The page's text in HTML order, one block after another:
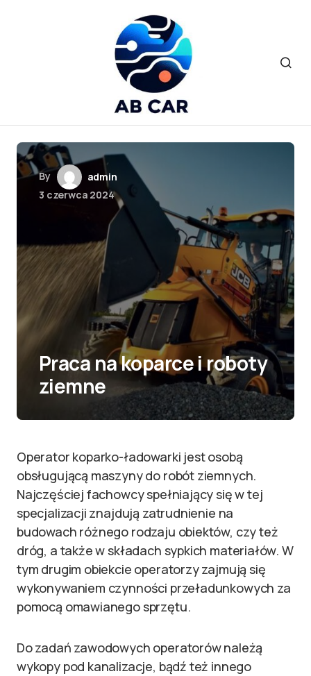
By
admin
3 czerwca 2024
Praca na koparce i roboty
ziemne
Operator koparko-ładowarki jest osobą
obsługującą maszyny do robót ziemnych.
Najczęściej fachowcy spełniający się w tej
specjalizacji znajdują zatrudnienie na
budowach różnego rodzaju obiektów, czy też
dróg, a także w składach sypkich materiałów. W
tym drugim obiekcie operatorzy zajmują się
wykonywaniem czynności przeładunkowych za
pomocą omawianego sprzętu.
Do zadań zawodowych operatorów należą
wykopy pod kanalizacje, bądź też innego